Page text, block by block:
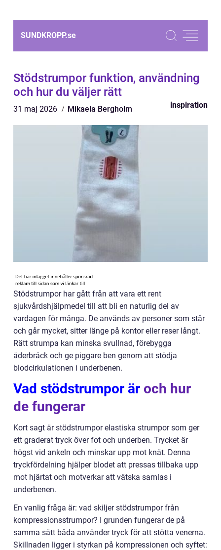
SUNDKROPP.se
Stödstrumpor funktion, användning
och hur du väljer rätt
31 maj 2026 Mikaela Bergholm inspiration
Stödstrumpor har gått från att vara ett rent
sjukvårdshjälpmedel till att bli en naturlig del av
vardagen för många. De används av personer som står
och går mycket, sitter länge på kontor eller reser långt.
Rätt strumpa kan minska svullnad, förebygga
åderbråck och ge piggare ben genom att stödja
blodcirkulationen i underbenen.
Vad stödstrumpor är och hur
de fungerar
Kort sagt är stödstrumpor elastiska strumpor som ger
ett graderat tryck över fot och underben. Trycket är
högst vid ankeln och minskar upp mot knät. Denna
tryckfördelning hjälper blodet att pressas tillbaka upp
mot hjärtat och motverkar att vätska samlas i
underbenen.
En vanlig fråga är: vad skiljer stödstrumpor från
kompressionsstrumpor? I grunden fungerar de på
samma sätt båda använder tryck för att stötta venerna.
Skillnaden ligger i styrkan på kompressionen och syftet: